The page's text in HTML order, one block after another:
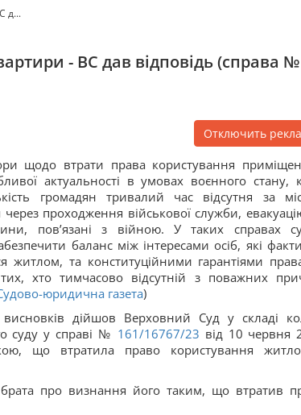
д...
- ВС дав відповідь (справа №
Отключить
щодо втрати права користування
актуальності в умовах воєнного стану,
громадян тривалий час відсутня за
проходження військової служби,
пов’язані з війною. У таких справах
баланс між інтересами осіб, які
житлом, та конституційними гарантіями
хто тимчасово відсутній з поважних
юридична газета)
дійшов Верховний Суд у складі
суду у справі № 161/16767/23 від 10 червня
що втратила право користування
про визнання його таким, що втратив